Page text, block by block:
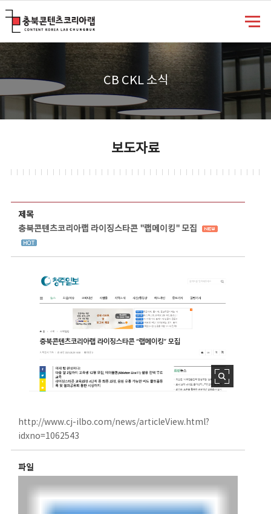
CB CKL 소식
보도자료
제목
충북콘텐츠코리아랩 라이징스타콘 "랩메이킹" 모집
http://www.cj-ilbo.com/news/articleView.html?
idxno=1062543
파일